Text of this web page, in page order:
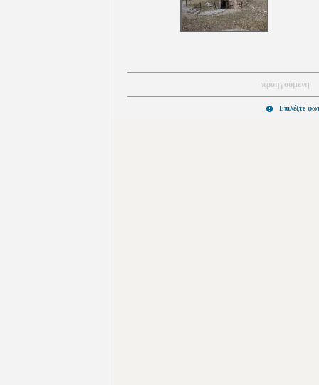
προηγούμενη
Επιλέξτε